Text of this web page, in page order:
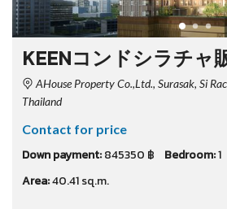
KEENコンドシラチャ
AHouse Property Co.,Ltd., Surasak, Si
Thailand
Contact for price
Down payment:845350 ฿ Bedroom:1
Area:40.41 sq.m.